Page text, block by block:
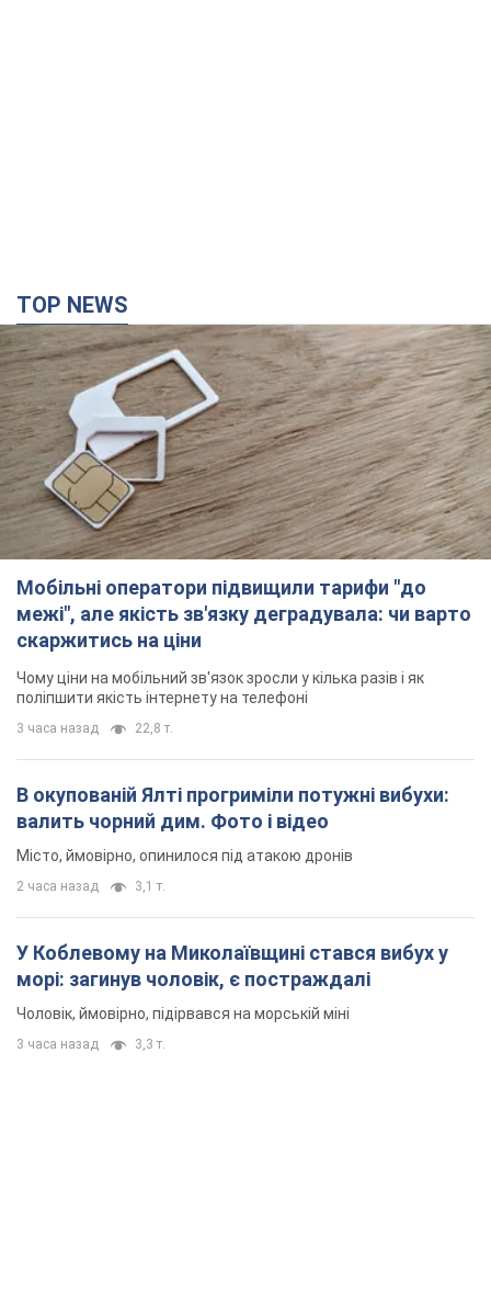
TOP NEWS
Мобільні оператори підвищили тарифи "до
межі", але якість зв'язку деградувала: чи варто
скаржитись на ціни
Чому ціни на мобільний зв'язок зросли у кілька разів і як
поліпшити якість інтернету на телефоні
3 часа назад 22,8 т.
В окупованій Ялті прогриміли потужні вибухи:
валить чорний дим. Фото і відео
Місто, ймовірно, опинилося під атакою дронів
2 часа назад 3,1 т.
У Коблевому на Миколаївщині стався вибух у
морі: загинув чоловік, є постраждалі
Чоловік, ймовірно, підірвався на морській міні
3 часа назад 3,3 т.